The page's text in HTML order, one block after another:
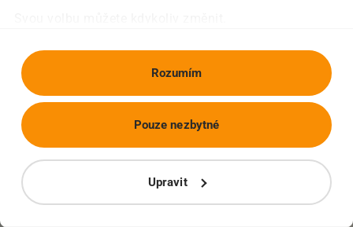
Rozumím
Upravit
Pouze nezbytné